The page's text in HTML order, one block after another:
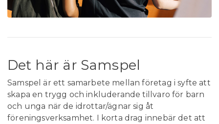
Det här är Samspel
Samspel är ett samarbete mellan företag i syfte att
skapa en trygg och inkluderande tillvaro för barn
och unga när de idrottar/ägnar sig åt
föreningsverksamhet. I korta drag innebär det att